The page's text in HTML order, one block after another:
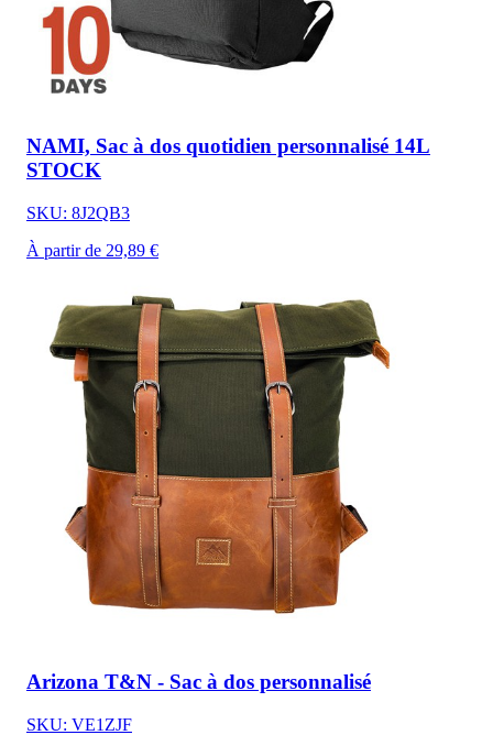
NAMI, Sac à dos quotidien personnalisé 14L
STOCK
SKU: 8J2QB3
À partir de 29,89 €
Arizona T&N - Sac à dos personnalisé
SKU: VE1ZJF